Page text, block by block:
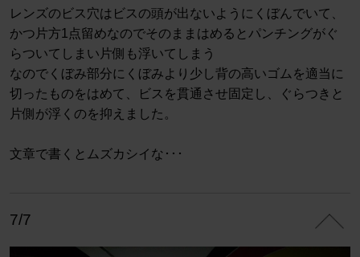
レンズのビス穴はビスの頭が出ないようにくぼんでいて、
かつ片方1点留めなのでそのままはめるとパンチングがぐ
らついてしまい片側も浮いてしまう
なのでくぼみ部分にくぼみより少し背の高いゴムを適当に
切ったものをはめて、ビスを貫通させ固定し、ぐらつきと
片側が浮くのを抑えました。
文章で書くとムズカシイな･･･
7/7